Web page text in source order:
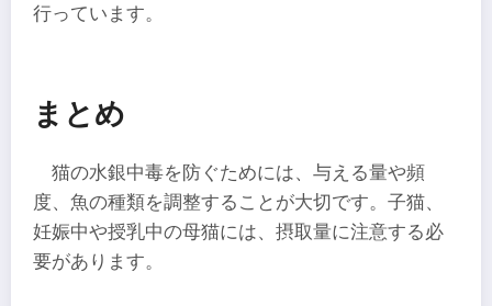
行っています。
まとめ
猫の水銀中毒を防ぐためには、与える量や頻
度、魚の種類を調整することが大切です。子猫、
妊娠中や授乳中の母猫には、摂取量に注意する必
要があります。